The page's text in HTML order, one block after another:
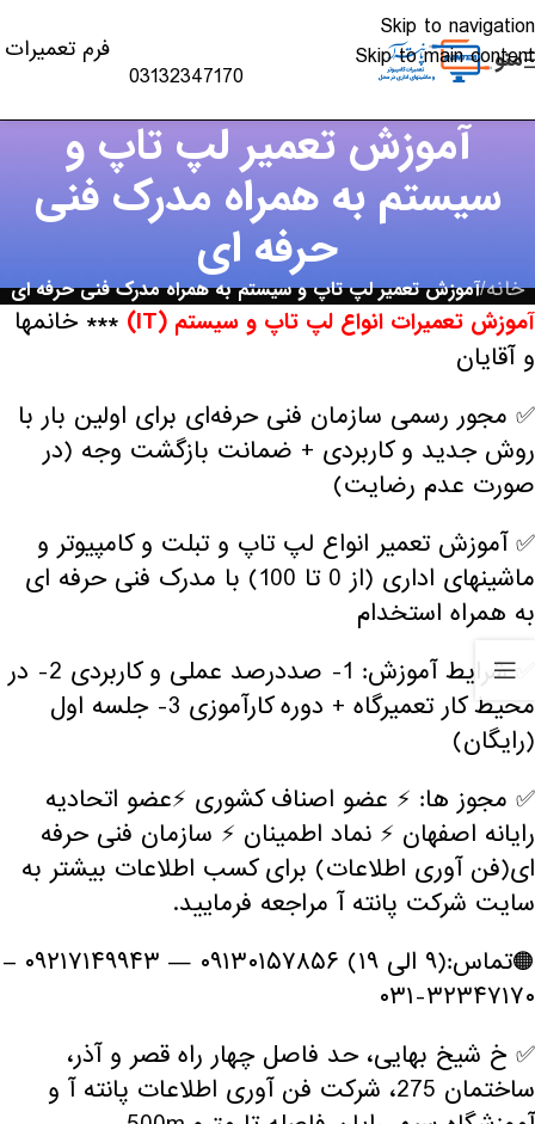
Skip to navigation
Skip to main content
منو
03132347170
فرم تعمیرات
آموزش تعمیر لپ تاپ و
سیستم به همراه مدرک فنی
حرفه‌ ای
خانه/آموزش تعمیر لپ تاپ و سیستم به همراه مدرک فنی حرفه‌ ای
آموزش تعمیرات انواع لپ تاپ و سیستم (IT)
*** خانمها
و آقایان
✅ مجور رسمی سازمان فنی حرفه‌ای برای اولین بار با
روش جدید و کاربردی + ضمانت بازگشت وجه (در
صورت عدم رضایت)
✅ آموزش تعمیر انواع لپ تاپ و تبلت و کامپیوتر و
ماشینهای اداری (از 0 تا 100) با مدرک فنی حرفه ای
به همراه استخدام
✅ شرایط آموزش: 1- صددرصد عملی و کاربردی 2- در
محیط کار تعمیرگاه + دوره کارآموزی 3- جلسه اول
(رایگان)
✅ مجوز ها: ⚡️ عضو اصناف کشوری ⚡️عضو اتحادیه
رایانه اصفهان ⚡️ نماد اطمینان ⚡️ سازمان فنی حرفه
ای(فن آوری اطلاعات) برای کسب اطلاعات بیشتر به
سایت شرکت پانته آ مراجعه فرمایید.
🟠تماس:(۹ الی ۱۹) ۰۹۱۳۰۱۵۷۸۵۶ — ۰۹۲۱۷۱۴۹۹۴۳ –
۳۲۳۴۷۱۷۰-۰۳۱
✅ خ شیخ بهایی، حد فاصل چهار راه قصر و آذر،
ساختمان 275، شرکت فن آوری اطلاعات پانته آ و